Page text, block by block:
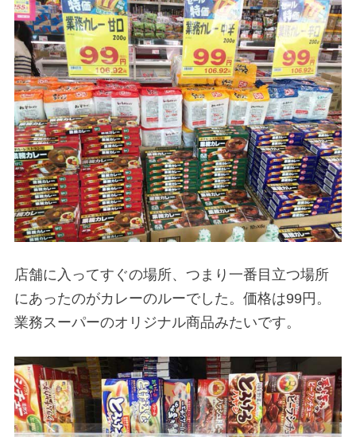
店舗に入ってすぐの場所、つまり一番目立つ場所
にあったのがカレーのルーでした。価格は99円。
業務スーパーのオリジナル商品みたいです。